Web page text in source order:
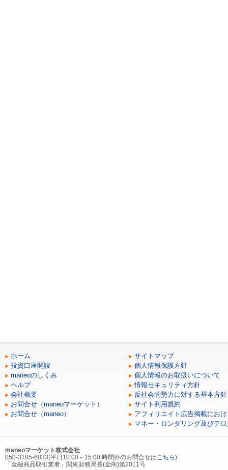
ホーム
投資口座開設
maneoのしくみ
ヘルプ
会社概要
お問合せ（maneoマーケット）
お問合せ（maneo）
サイトマップ
個人情報保護方針
個人情報のお取扱いについて
情報セキュリティ方針
反社会的勢力に対する基本方針
サイト利用規約
アフィリエイト広告掲載にお
マネー・ロンダリング及びテ
maneoマーケット株式会社
050-3185-6833(平日10:00～15:00 時間外のお問合せはこちら)
「金融商品取引業者」関東財務局長(金商)第2011号